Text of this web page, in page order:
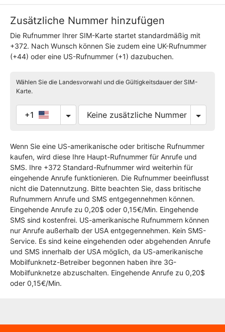
Zusätzliche Nummer hinzufügen
Die Rufnummer Ihrer SIM-Karte startet standardmäßig mit
+372. Nach Wunsch können Sie zudem eine UK-Rufnummer
(+44) oder eine US-Rufnummer (+1) dazubuchen.
Wählen Sie die Landesvorwahl und die Gültigkeitsdauer der SIM-
Karte.
+1
Wenn Sie eine US-amerikanische oder britische Rufnummer
kaufen, wird diese Ihre Haupt-Rufnummer für Anrufe und
SMS. Ihre +372 Standard-Rufnummer wird weiterhin für
eingehende Anrufe funktionieren. Die Rufnummer beeinflusst
nicht die Datennutzung. Bitte beachten Sie, dass britische
Rufnummern Anrufe und SMS entgegennehmen können.
Eingehende Anrufe zu 0,20$ oder 0,15€/Min. Eingehende
SMS sind kostenfrei. US-amerikanische Rufnummern können
nur Anrufe außerhalb der USA entgegennehmen. Kein SMS-
Service. Es sind keine eingehenden oder abgehenden Anrufe
und SMS innerhalb der USA möglich, da US-amerikanische
Mobilfunknetz-Betreiber begonnen haben ihre 3G-
Mobilfunknetze abzuschalten. Eingehende Anrufe zu 0,20$
oder 0,15€/Min.